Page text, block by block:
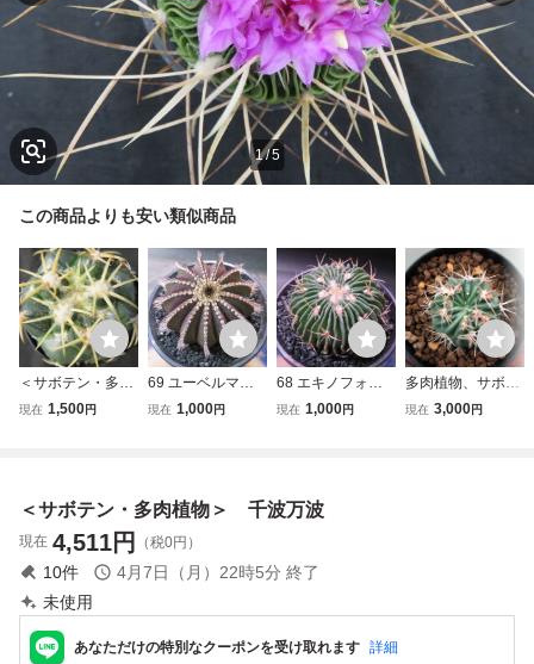
1/5
この商品よりも安い類似商品
＜サボテン・多肉
植物＞ 白刺白花
現在 1,500円
69 ユーベルマニ
ア ペクチニフェ
現在 1,000円
68 エキノフォス
ロカクタス 白花
現在 1,000円
多肉植物、サボテ
ン、エキノカクタ
現在 3,000円
＜サボテン・多肉植物＞ 千波万波
現在 4,511円 （税0円）
10件 4月7日（月）22時5分 終了
未使用
あなただけの特別なクーポンを受け取れます 詳細